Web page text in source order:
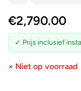
€2,790.00
✓ Prijs inclusief
× Niet op voorraad